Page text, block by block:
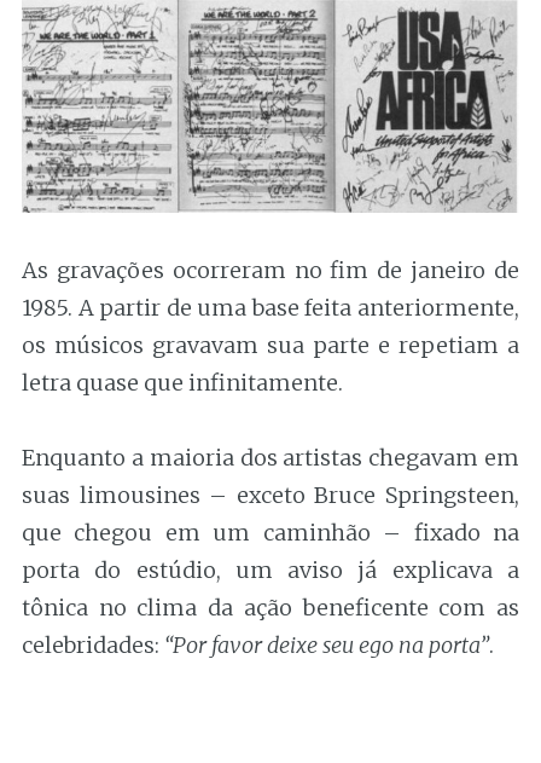
As gravações ocorreram no fim de janeiro de
1985. A partir de uma base feita anteriormente,
os músicos gravavam sua parte e repetiam a
letra quase que infinitamente.
Enquanto a maioria dos artistas chegavam em
suas limousines – exceto Bruce Springsteen,
que chegou em um caminhão – fixado na
porta do estúdio, um aviso já explicava a
tônica no clima da ação beneficente com as
celebridades: “Por favor deixe seu ego na porta”.